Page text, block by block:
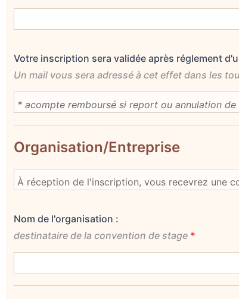
Votre inscription sera validée après réglement
Un mail vous sera adressé à cet effet dans les
Organisation/Entreprise
Nom de l'organisation :
destinataire de la convention de stage *